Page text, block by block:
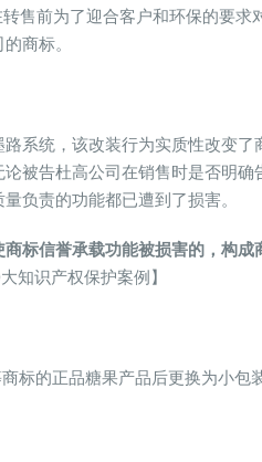
售前为了迎合客户和环保的要求
商标。
系统，该改装行为实质性改变了
被告杜高公司在销售时是否明确
负责的功能都已遭到了损害。
标信誉承载功能被损害的，构成
知识产权保护案例】
标的正品糖果产品后更换为小包